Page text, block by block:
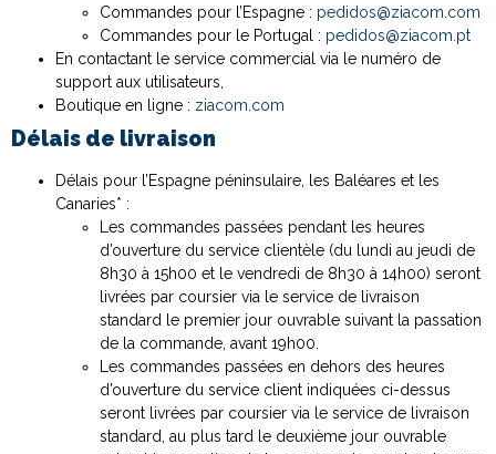
Commandes pour l’Espagne : pedidos@ziacom.com
Commandes pour le Portugal : pedidos@ziacom.pt
En contactant le service commercial via le numéro de
support aux utilisateurs,
Boutique en ligne : ziacom.com
Délais de livraison
Délais pour l’Espagne péninsulaire, les Baléares et les
Canaries* :
Les commandes passées pendant les heures
d’ouverture du service clientèle (du lundi au jeudi de
8h30 à 15h00 et le vendredi de 8h30 à 14h00) seront
livrées par coursier via le service de livraison
standard le premier jour ouvrable suivant la passation
de la commande, avant 19h00.
Les commandes passées en dehors des heures
d’ouverture du service client indiquées ci-dessus
seront livrées par coursier via le service de livraison
standard, au plus tard le deuxième jour ouvrable